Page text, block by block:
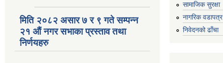
मिति २०८२ असार ७ र ९ गते सम्पन्न
२१ औं नगर सभाका प्रस्ताव तथा
निर्णयहरु
सामाजिक सुरक्षा
नागरिक वडापत्र
निवेदनको ढाँचा